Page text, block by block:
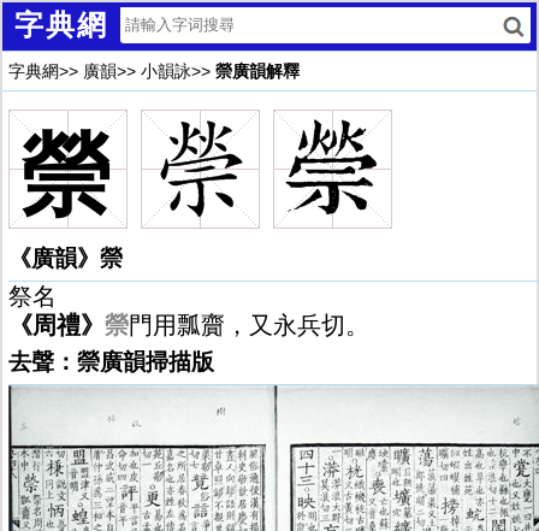
字典網
字典網>> 廣韻>> 小韻詠>> 禜廣韻解釋
禜
《廣韻》禜
祭名
《周禮》 禜門用瓢齎，又永兵切。
去聲：禜廣韻掃描版